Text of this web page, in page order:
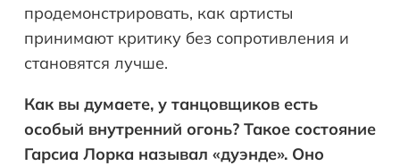
продемонстрировать, как артисты
принимают критику без сопротивления и
становятся лучше.
Как вы думаете, у танцовщиков есть
особый внутренний огонь? Такое состояние
Гарсиа Лорка называл «дуэнде». Оно